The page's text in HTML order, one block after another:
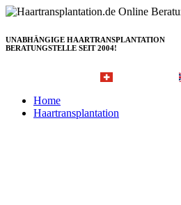
Zum
springen
UNABHÄNGIGE HAARTRANSPLANTATION
BERATUNGSTELLE SEIT 2004!
Home
Haartransplantation